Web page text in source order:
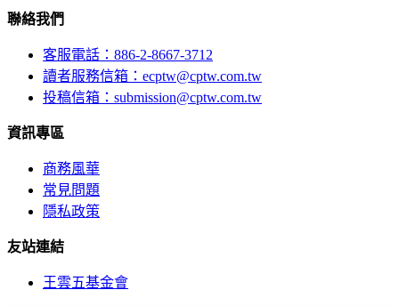
聯絡我們
客服電話：886-2-8667-3712
讀者服務信箱：ecptw@cptw.com.tw
投稿信箱： submission@cptw.com.tw
資訊專區
商務風華
常見問題
隱私政策
友站連結
王雲五基金會